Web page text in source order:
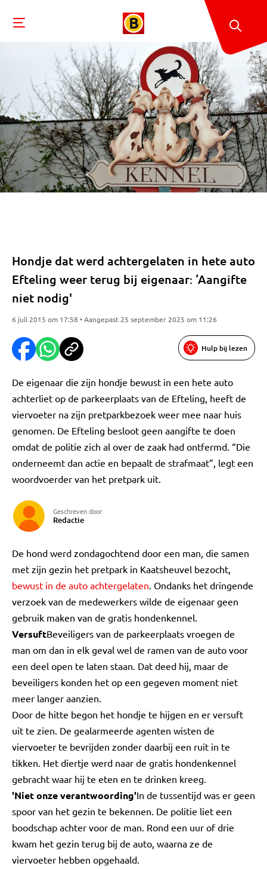
Hondje dat werd achtergelaten in hete auto
Efteling weer terug bij eigenaar: ‘Aangifte
niet nodig'
6 juli 2015 om 17:58 • Aangepast 25 september 2025 om 11:26
Hulp bij lezen
De eigenaar die zijn hondje bewust in een hete auto
achterliet op de parkeerplaats van de Efteling, heeft de
viervoeter na zijn pretparkbezoek weer mee naar huis
genomen. De Efteling besloot geen aangifte te doen
omdat de politie zich al over de zaak had ontfermd. “Die
onderneemt dan actie en bepaalt de strafmaat”, legt een
woordvoerder van het pretpark uit.
Geschreven door
Redactie
De hond werd zondagochtend door een man, die samen
met zijn gezin het pretpark in Kaatsheuvel bezocht,
bewust in de auto achtergelaten. Ondanks het dringende
verzoek van de medewerkers wilde de eigenaar geen
gebruik maken van de gratis hondenkennel.
VersuftBeveiligers van de parkeerplaats vroegen de
man om dan in elk geval wel de ramen van de auto voor
een deel open te laten staan. Dat deed hij, maar de
beveiligers konden het op een gegeven moment niet
meer langer aanzien.
Door de hitte begon het hondje te hijgen en er versuft
uit te zien. De gealarmeerde agenten wisten de
viervoeter te bevrijden zonder daarbij een ruit in te
tikken. Het diertje werd naar de gratis hondenkennel
gebracht waar hij te eten en te drinken kreeg.
'Niet onze verantwoording'In de tussentijd was er geen
spoor van het gezin te bekennen. De politie liet een
boodschap achter voor de man. Rond een uur of drie
kwam het gezin terug bij de auto, waarna ze de
viervoeter hebben opgehaald.